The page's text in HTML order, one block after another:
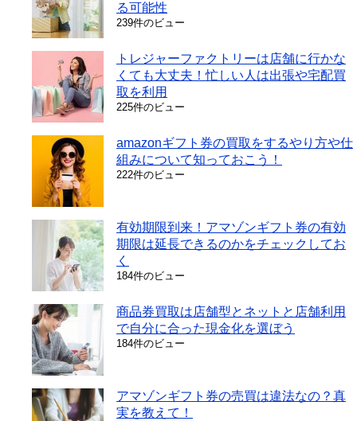
る可能性
239件のビュー
トレジャーファクトリーは店舗に行かな
くても大丈夫！忙しい人は出張や宅配買
取を利用
225件のビュー
amazonギフト券の買取をするやり方や仕
組みについて知っておこう！
222件のビュー
有効期限到来！アマゾンギフト券の有効
期限は延長できるのかをチェックしてお
く
184件のビュー
商品券買取は店舗型とネットと店舗利用
で自分に合った現金化を選ぼう
184件のビュー
アマゾンギフト券の売買は違法なの？真
実を教えて！